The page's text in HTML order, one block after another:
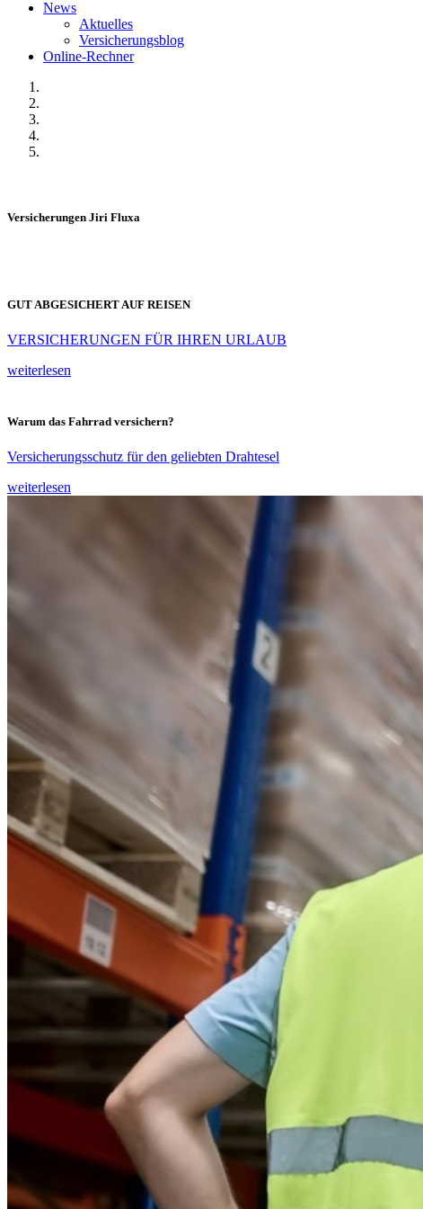
News
Aktuelles
Versicherungsblog
Online-Rechner
Versicherungen Jiri Fluxa
GUT ABGESICHERT AUF REISEN
VERSICHERUNGEN FÜR IHREN URLAUB
weiterlesen
Warum das Fahrrad versichern?
Versicherungsschutz für den geliebten Drahtesel
weiterlesen